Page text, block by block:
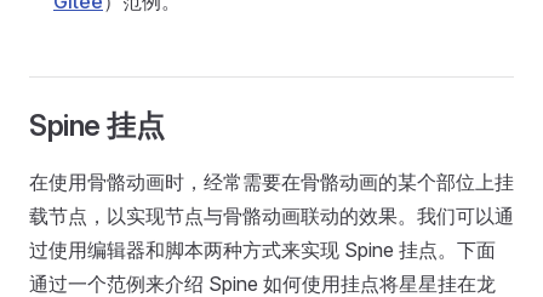
Spine 挂点
在使用骨骼动画时，经常需要在骨骼动画的某个部位上挂
载节点，以实现节点与骨骼动画联动的效果。我们可以通
过使用编辑器和脚本两种方式来实现 Spine 挂点。下面
通过一个范例来介绍 Spine 如何使用挂点将星星挂在龙